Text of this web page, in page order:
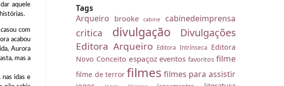
aquele
com
acabou
Aurora
mas a
nas idas e
Tags
Arqueiro brooke cabine cabinedeimprensa
critica divulgação Divulgações
Editora Arqueiro Editora Intrínseca Editora
Novo Conceito espaçoz eventos favoritos filme
filme de terror filmes filmes para assistir